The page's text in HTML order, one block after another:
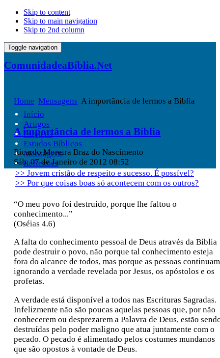
Skip to content
Skip to main navigation
Skip to 2nd column
Toggle navigation
ComunidadeaBíblia.Net
Início
Artigos
Esboços
Estudos Bíblicos
Mensagens
Reflexões
Home Mensagens A importância de lermos a Bíblia
A importância de lermos a Bíblia
Ricardo Moreira Braz do Nascimento
Sáb, 07 de Janeiro de 2012 08:52
>> Jovem cristão de respeito e sucesso. É possível?
>> Por que coisas boas só acontecem com os outros?
“O meu povo foi destruído, porque lhe faltou o
conhecimento...”
(Oséias 4.6)
A falta do conhecimento pessoal de Deus através da Bíblia
pode destruir o povo, não porque tal conhecimento esteja
fora do alcance de todos, mas porque as pessoas continuam
ignorando a verdade revelada por Jesus, os apóstolos e os
profetas.
A verdade está disponível a todos nas Escrituras Sagradas.
Infelizmente não são poucas aquelas pessoas que, por não
conhecerem ou desprezarem a Palavra de Deus, estão
destruídas pelo poder maligno que atua juntamente com o
pecado. O pecado é alimentado pelos costumes mundanos
que são opostos à vontade de Deus.